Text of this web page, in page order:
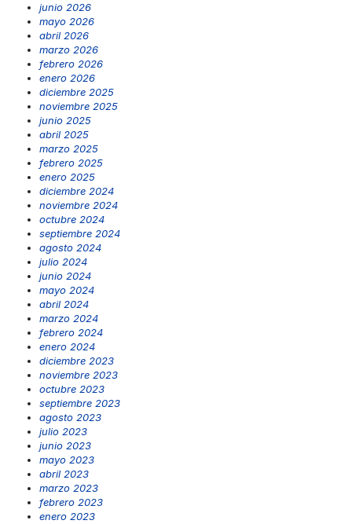
junio 2026
mayo 2026
abril 2026
marzo 2026
febrero 2026
enero 2026
diciembre 2025
noviembre 2025
junio 2025
abril 2025
marzo 2025
febrero 2025
enero 2025
diciembre 2024
noviembre 2024
octubre 2024
septiembre 2024
agosto 2024
julio 2024
junio 2024
mayo 2024
abril 2024
marzo 2024
febrero 2024
enero 2024
diciembre 2023
noviembre 2023
octubre 2023
septiembre 2023
agosto 2023
julio 2023
junio 2023
mayo 2023
abril 2023
marzo 2023
febrero 2023
enero 2023